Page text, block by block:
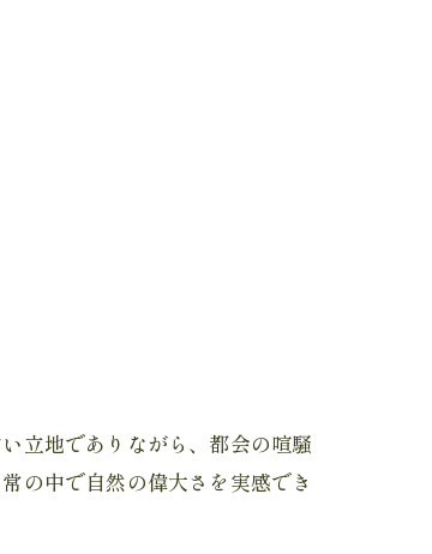
立地でありながら、都会の喧騒
の中で自然の偉大さを実感でき